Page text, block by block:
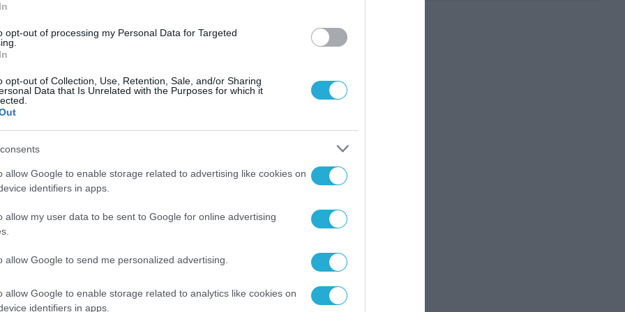
opt-out of processing my Personal Data for Targeted
opt-out of Collection, Use, Retention, Sale, and/or Sharing
Data that Is Unrelated with the Purposes for which it
allow Google to enable storage related to advertising like cookies on
identifiers in apps.
allow my user data to be sent to Google for online advertising
allow Google to send me personalized advertising.
allow Google to enable storage related to analytics like cookies on
identifiers in apps.
αποτελεί μια από τις
status/1662777068424433665
Google News
ΕΙΔΗΣΕΙΣ ΣΗΜΕΡΑ